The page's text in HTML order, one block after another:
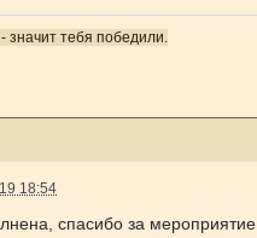
значит тебя победили.
18:54
спасибо за